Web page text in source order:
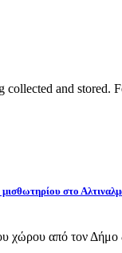
collected and stored.
στο
χώρου από τον